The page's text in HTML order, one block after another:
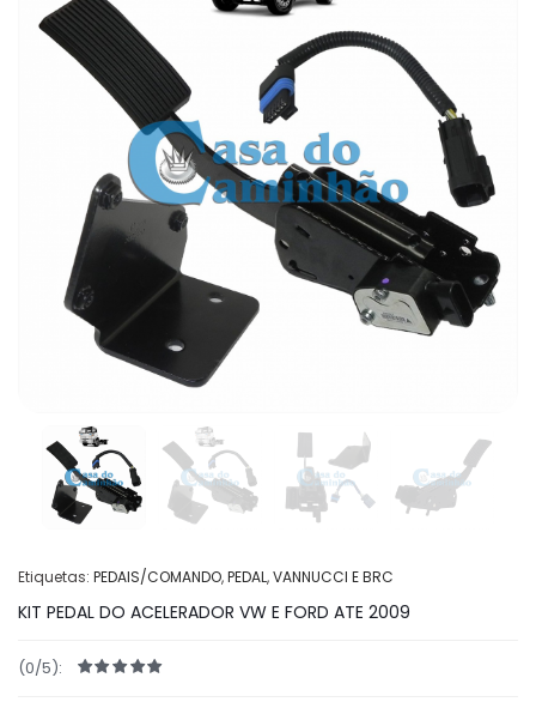
Etiquetas: PEDAIS/COMANDO,PEDAL,VANNUCCI E BRC
KIT PEDAL DO ACELERADOR VW E FORD ATE 2009
(0/5):